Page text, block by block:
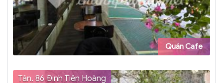
Quán Cafe
Tân. 86 Đinh Tiên Hoàng